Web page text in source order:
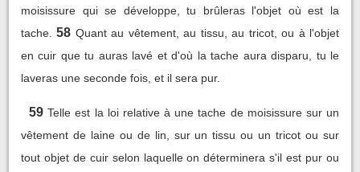
moisissure qui se développe, tu brûleras l'objet où est la
tache. 58 Quant au vêtement, au tissu, au tricot, ou à l'objet
en cuir que tu auras lavé et d'où la tache aura disparu, tu le
laveras une seconde fois, et il sera pur.
59 Telle est la loi relative à une tache de moisissure sur un
vêtement de laine ou de lin, sur un tissu ou un tricot ou sur
tout objet de cuir selon laquelle on déterminera s'il est pur ou